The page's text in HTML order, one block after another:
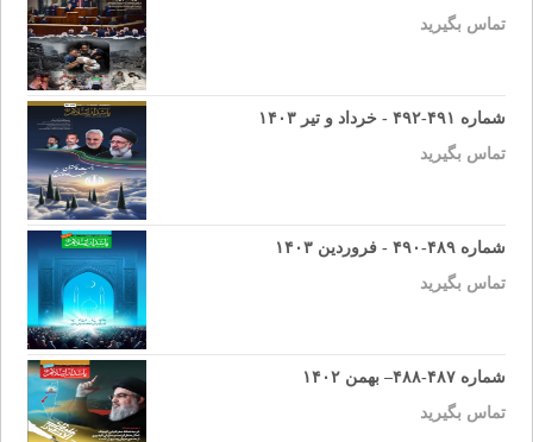
تماس بگیرید
شماره ۴۹۱-۴۹۲ - خرداد و تیر ۱۴۰۳
تماس بگیرید
شماره ۴۸۹-۴۹۰ - فروردین ۱۴۰۳
تماس بگیرید
شماره ۴۸۷-۴۸۸– بهمن ۱۴۰۲
تماس بگیرید